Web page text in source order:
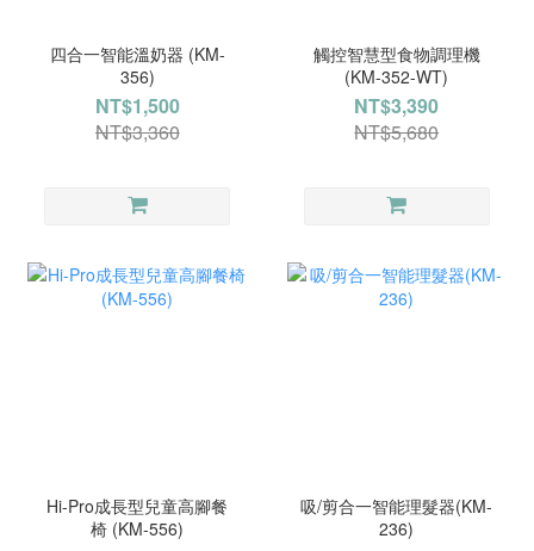
四合一智能溫奶器 (KM-
356)
NT$1,500
NT$3,360
觸控智慧型食物調理機
(KM-352-WT)
NT$3,390
NT$5,680
Hi-Pro成長型兒童高腳餐
椅 (KM-556)
吸/剪合一智能理髮器(KM-
236)